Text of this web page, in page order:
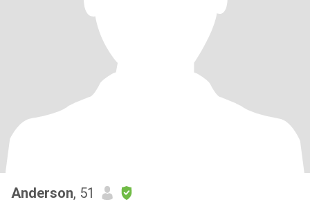
Anderson, 51